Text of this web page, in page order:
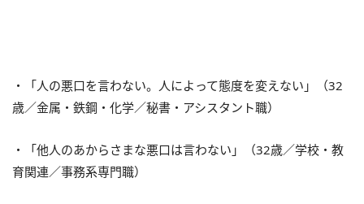
・「人の悪口を言わない。人によって態度を変えない」（32
歳／金属・鉄鋼・化学／秘書・アシスタント職）
・「他人のあからさまな悪口は言わない」（32歳／学校・教
育関連／事務系専門職）